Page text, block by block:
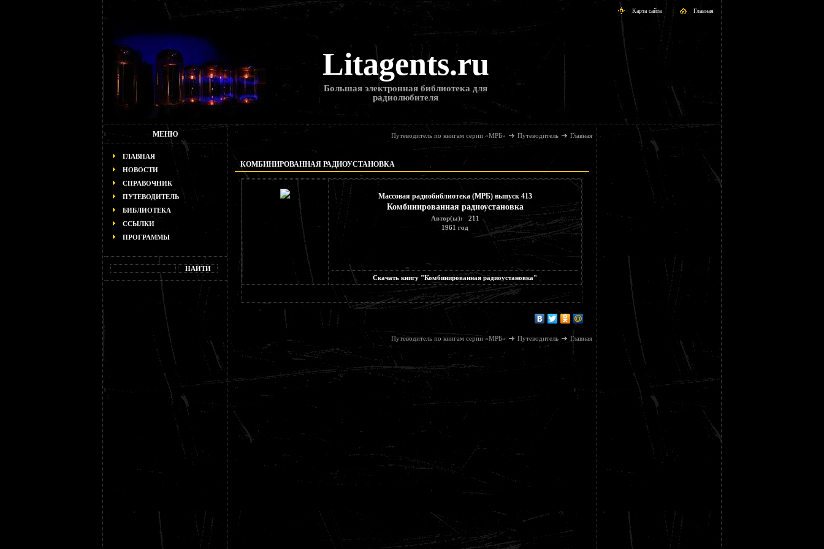
Главная
Карта сайта
Litagents.ru
Большая электронная библиотека для
радиолюбителя
МЕНЮ
ГЛАВНАЯ
НОВОСТИ
СПРАВОЧНИК
ПУТЕВОДИТЕЛЬ
БИБЛИОТЕКА
ССЫЛКИ
ПРОГРАММЫ
Путеводитель по книгам серии «МРБ» Путеводитель Главная
КОМБИНИРОВАННАЯ РАДИОУСТАНОВКА
Массовая радиобиблиотека (МРБ) выпуск 413
Комбинированная радиоустановка
Автор(ы): 211
1961 год
Скачать книгу "Комбинированная радиоустановка"
Путеводитель по книгам серии «МРБ» Путеводитель Главная